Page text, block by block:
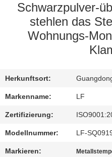
KONTAKT
MIT
UNS
BITTE UM
Schwarzpulver-
stehlen das
Wohnungs-
Herkunftsort:
Markenname: LF
Zertifizierung:
Modellnummer: LF-
Markieren: